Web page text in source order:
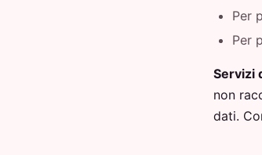
Per
Per
Servizi
non
dati.